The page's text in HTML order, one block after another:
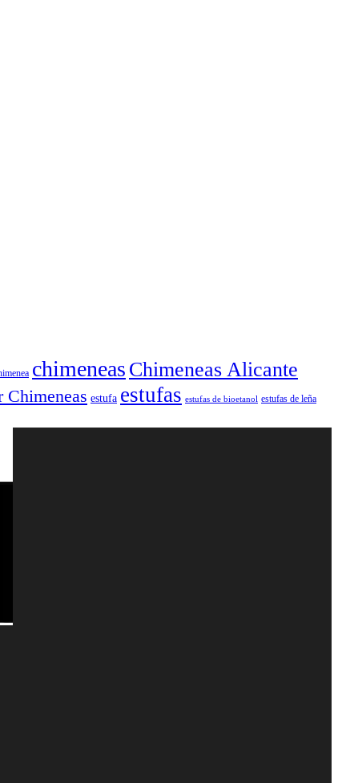
chimeneas Chimeneas Alicante
Chimeneas estufa estufas estufas de bioetanol estufas de leña